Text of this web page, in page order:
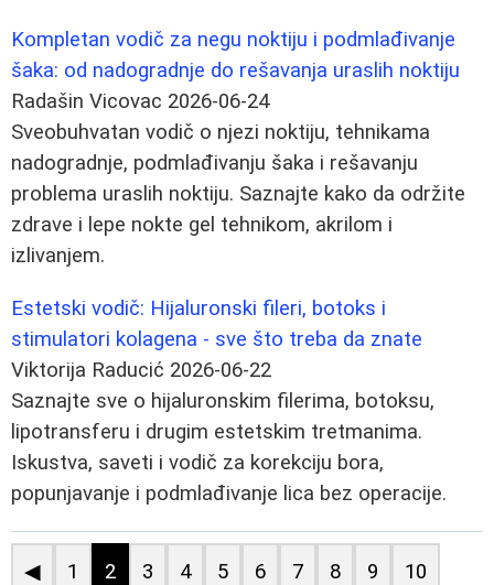
Kompletan vodič za negu noktiju i podmlađivanje
šaka: od nadogradnje do rešavanja uraslih noktiju
Radašin Vicovac 2026-06-24
Sveobuhvatan vodič o njezi noktiju, tehnikama
nadogradnje, podmlađivanju šaka i rešavanju
problema uraslih noktiju. Saznajte kako da održite
zdrave i lepe nokte gel tehnikom, akrilom i
izlivanjem.
Estetski vodič: Hijaluronski fileri, botoks i
stimulatori kolagena - sve što treba da znate
Viktorija Raducić 2026-06-22
Saznajte sve o hijaluronskim filerima, botoksu,
lipotransferu i drugim estetskim tretmanima.
Iskustva, saveti i vodič za korekciju bora,
popunjavanje i podmlađivanje lica bez operacije.
◀ 1 2 3 4 5 6 7 8 9 10